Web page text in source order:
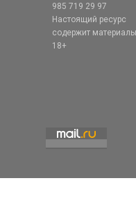
985 719 29 97
Настоящий ресурс
содержит
18+